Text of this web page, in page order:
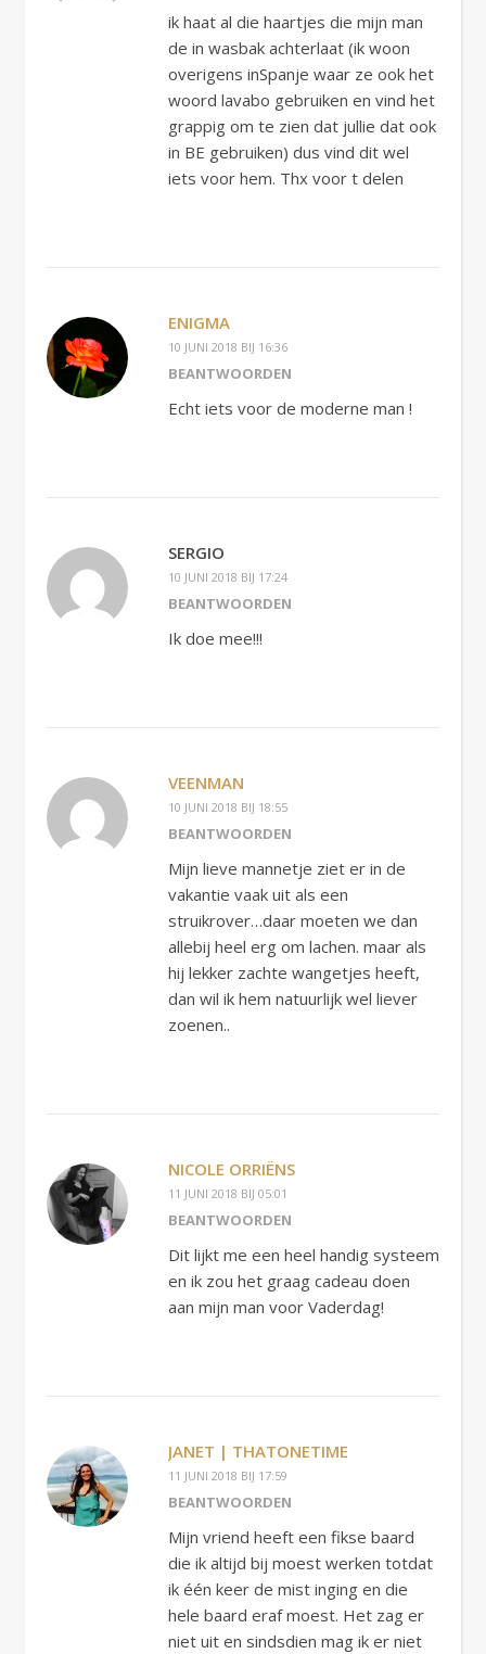
ik haat al die haartjes die mijn man
de in wasbak achterlaat (ik woon
overigens inSpanje waar ze ook het
woord lavabo gebruiken en vind het
grappig om te zien dat jullie dat ook
in BE gebruiken) dus vind dit wel
iets voor hem. Thx voor t delen
ENIGMA
10 JUNI 2018 BIJ 16:36
BEANTWOORDEN
Echt iets voor de moderne man !
SERGIO
10 JUNI 2018 BIJ 17:24
BEANTWOORDEN
Ik doe mee!!!
VEENMAN
10 JUNI 2018 BIJ 18:55
BEANTWOORDEN
Mijn lieve mannetje ziet er in de
vakantie vaak uit als een
struikrover…daar moeten we dan
allebij heel erg om lachen. maar als
hij lekker zachte wangetjes heeft,
dan wil ik hem natuurlijk wel liever
zoenen..
NICOLE ORRIËNS
11 JUNI 2018 BIJ 05:01
BEANTWOORDEN
Dit lijkt me een heel handig systeem
en ik zou het graag cadeau doen
aan mijn man voor Vaderdag!
JANET | THATONETIME
11 JUNI 2018 BIJ 17:59
BEANTWOORDEN
Mijn vriend heeft een fikse baard
die ik altijd bij moest werken totdat
ik één keer de mist inging en die
hele baard eraf moest. Het zag er
niet uit en sindsdien mag ik er niet